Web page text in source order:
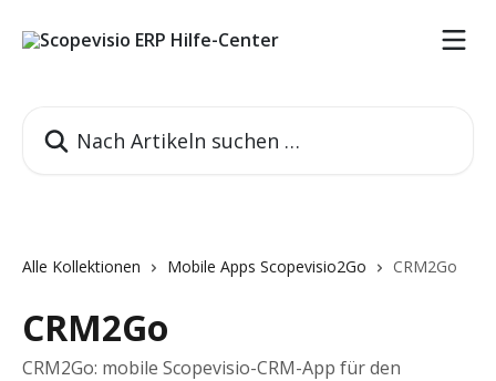
Alle Kollektionen Mobile Apps Scopevisio2Go CRM2Go
CRM2Go
CRM2Go: mobile Scopevisio-CRM-App für den